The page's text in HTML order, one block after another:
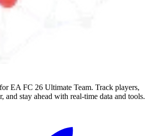
EA FC 26 Ultimate Team. Track players,
and stay ahead with real-time data and tools.